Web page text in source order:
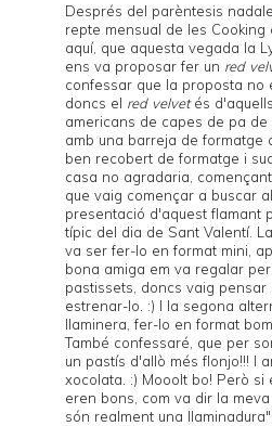
Després del parèntesis
repte mensual de les Cooking
aquí, que aquesta vegada la
ens va proposar fer un red
confessar que la proposta no
doncs el red velvetés
americans de capes de pa
amb una barreja de formatge
ben recobert de formatge i
casa no agradaria,
que vaig començar a buscar
presentació d'aquest flamant
típic del dia de Sant Valentí.
va ser fer-lo en format mini,
bona amiga em va regalar
pastissets, doncs vaig
estrenar-lo. :) I la segona
llaminera, fer-lo en format
També confessaré, que per
un pastís d'allò més flonjo!!! I
xocolata. :) Mooolt bo! Però si
eren bons, com va dir la
són realment una